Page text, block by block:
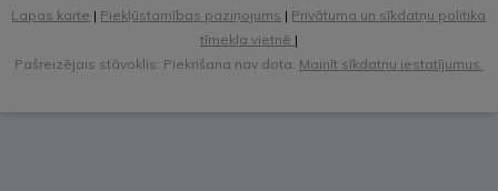
Lapas karte | Piekļūstamības paziņojums | Privātuma un sīkdatņu politika
tīmekļa vietnē |
Pašreizējais stāvoklis: Piekrišana nav dota. Mainīt sīkdatņu iestatījumus.